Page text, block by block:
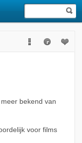
bekend van
voor films